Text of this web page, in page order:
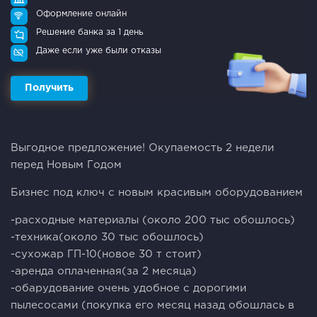
Оформление онлайн
Решение банка за 1 день
Даже если уже были отказы
Получить
Выгодное предложение! Окупаемость 2 недели
перед Новым Годом
Бизнес под ключ с новым красивым оборудованием
-расходные материалы (около 200 тыс обошлось)
-техника(около 30 тыс обошлось)
-сухожар ГП-10(новое 30 т стоит)
-аренда оплаченная(за 2 месяца)
-обарудование очень удобное с дорогими
пылесосами (покупка его месяц назад обошлась в